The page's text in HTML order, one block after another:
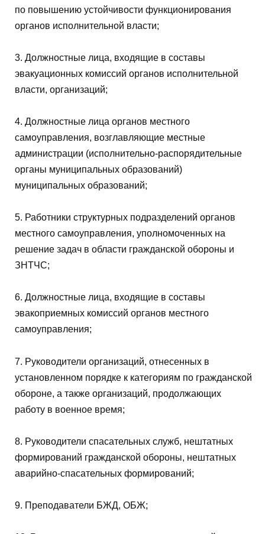
по повышению устойчивости функционирования
органов исполнительной власти;
3. Должностные лица, входящие в составы
эвакуационных комиссий органов исполнительной
власти, организаций;
4. Должностные лица органов местного
самоуправления, возглавляющие местные
администрации (исполнительно-распорядительные
органы муниципальных образований)
муниципальных образований;
5. Работники структурных подразделений органов
местного самоуправления, уполномоченных на
решение задач в области гражданской обороны и
ЗНТЧС;
6. Должностные лица, входящие в составы
эвакоприемных комиссий органов местного
самоуправления;
7. Руководители организаций, отнесенных в
установленном порядке к категориям по гражданской
обороне, а также организаций, продолжающих
работу в военное время;
8. Руководители спасательных служб, нештатных
формирований гражданской обороны, нештатных
аварийно-спасательных формирований;
9. Преподаватели БЖД, ОБЖ;